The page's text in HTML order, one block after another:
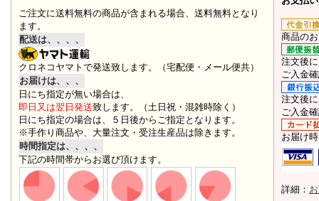
ご注文に送料無料の商品が含まれる場合、送料無料となり
ます。
配送は、、、、
クロネコヤマトで発送致します。（宅配便・メール便共）
お届けは、、、
日にち指定が無い場合は、
即日又は翌日発送致します。（土日祝・混雑時除く）
日にち指定の場合は、５日後からご指定となります。
※手作り商品や、大量注文・受注生産品は除きます。
時間指定は、、、、
下記の時間帯からお選び頂けます。
商品の
注文後
ご入金
注文後
ご入金
お届け
詳細：